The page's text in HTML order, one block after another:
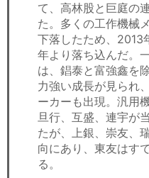
て、高林股と巨庭の
た。多くの工作機械
下落したため、2013
年より落ち込んだ。
は、錩泰と富強鑫を
力強い成長が見られ
ーカーも出現。汎用
旦行、互盛、連宇が
たが、上銀、崇友、
向にあり、東友はす
る。